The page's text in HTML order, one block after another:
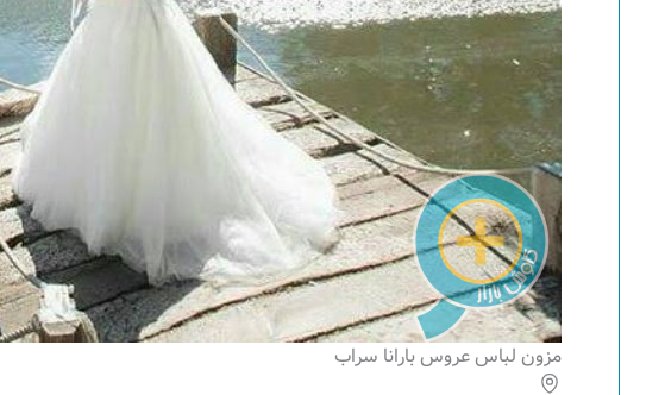
مزون لباس عروس بارانا سراب